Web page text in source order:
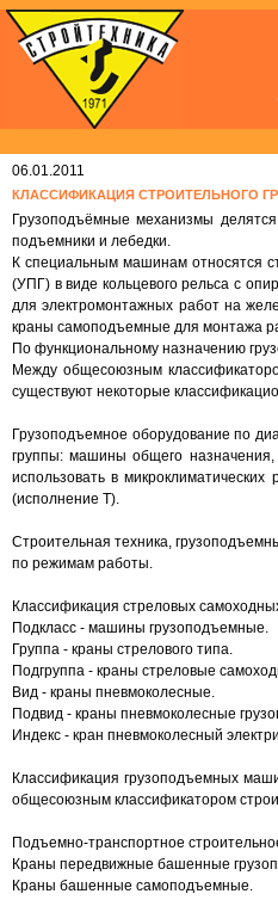
06.01.2011
КЛАССИФИКАЦИЯ СТРОИТЕЛЬНОГО
Грузоподъёмные механизмы
подъемники и лебедки.
К специальным машинам относятся
(УПГ) в виде кольцевого рельса с
для электромонтажных работ на
краны самоподъемные для монтажа
По функциональному назначению
Между общесоюзным
существуют некоторые
Грузоподъемное оборудование по
группы: машины общего
использовать в
(исполнение Т).
Строительная техника,
по режимам работы.
Классификация стреловых
Подкласс - машины грузоподъемные.
Группа - краны стрелового типа.
Подгруппа - краны стреловые
Вид - краны пневмоколесные.
Подвид - краны пневмоколесные
Индекс - кран пневмоколесный
Классификация грузоподъемных
общесоюзным классификатором
Подъемно-транспортное
Краны передвижные башенные
Краны башенные самоподъемные.